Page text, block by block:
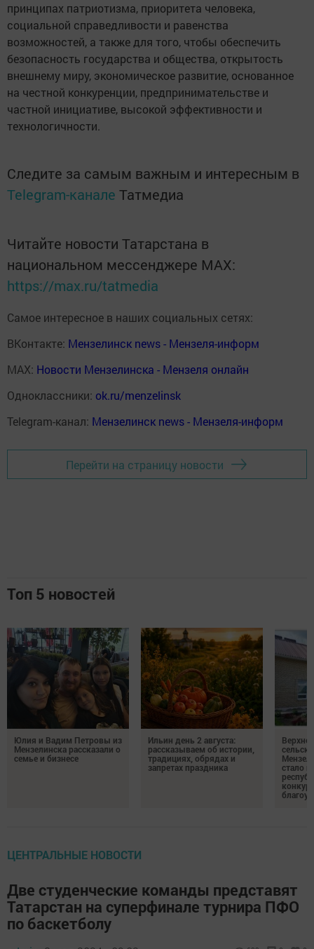
принципах патриотизма, приоритета человека,
социальной справедливости и равенства
возможностей, а также для того, чтобы обеспечить
безопасность государства и общества, открытость
внешнему миру, экономическое развитие, основанное
на честной конкуренции, предпринимательстве и
частной инициативе, высокой эффективности и
технологичности.
Следите за самым важным и интересным в
Telegram-канале Татмедиа
Читайте новости Татарстана в
национальном мессенджере MАХ:
https://max.ru/tatmedia
Самое интересное в наших социальных сетях:
ВКонтакте: Мензелинск news - Мензеля-информ
MAX: Новости Мензелинска - Мензеля онлайн
Одноклассники: ok.ru/menzelinsk
Telegram-канал: Мензелинск news - Мензеля-информ
Перейти на страницу новости
Топ 5 новостей
Юлия и Вадим Петровы из
Мензелинска рассказали о
семье и бизнесе
Ильин день 2 августа:
рассказываем об истории,
традициях, обрядах и
запретах праздника
стало
ЦЕНТРАЛЬНЫЕ НОВОСТИ
Две студенческие команды представят
Татарстан на суперфинале турнира ПФО
по баскетболу